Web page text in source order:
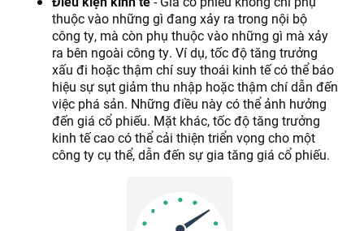
thuộc vào những gì đang xảy ra trong nội bộ
công ty, mà còn phụ thuộc vào những gì mà xảy
ra bên ngoài công ty. Ví dụ, tốc độ tăng trưởng
xấu đi hoặc thậm chí suy thoái kinh tế có thể báo
hiệu sự sụt giảm thu nhập hoặc thậm chí dẫn đến
việc phá sản. Những điều này có thể ảnh hưởng
đến giá cổ phiếu. Mặt khác, tốc độ tăng trưởng
kinh tế cao có thể cải thiện triển vọng cho một
công ty cụ thể, dẫn đến sự gia tăng giá cổ phiếu.